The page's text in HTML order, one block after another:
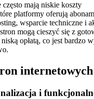
mają niskie koszty
platformy oferują
wsparcie techniczne i
mogą cieszyć się z
opłatą, co jest bardzo
internetowych
i